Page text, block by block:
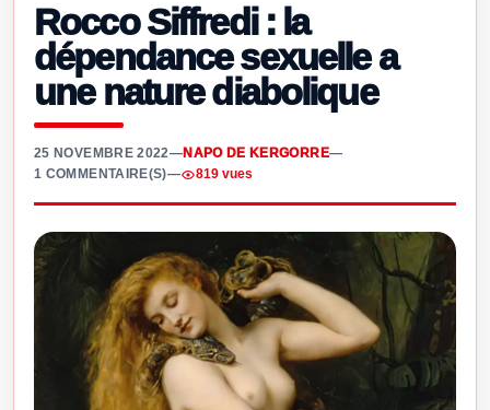
Rocco Siffredi : la
dépendance sexuelle a
une nature diabolique
25 NOVEMBRE 2022—NAPO DE KERGORRE—
1 COMMENTAIRE(S)— 819 vues